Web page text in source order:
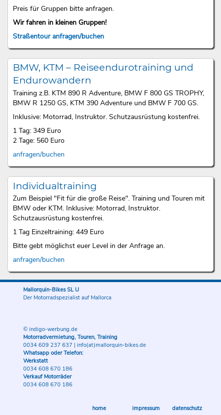
Preis für Gruppen bitte anfragen.
Wir fahren in kleinen Gruppen!
Straßentour anfragen/buchen
BMW, KTM – Reiseendurotraining und
Endurowandern
Training z.B. KTM 890 R Adventure, BMW F 800 GS TROPHY,
BMW R 1250 GS, KTM 390 Adventure und BMW F 700 GS.
Inklusive: Motorrad, Instruktor. Schutzausrüstung kostenfrei.
1 Tag: 349 Euro
2 Tage: 560 Euro
anfragen/buchen
Individualtraining
Zum Beispiel "Fit für die große Reise". Training und Touren mit
BMW oder KTM. Inklusive: Motorrad, Instruktor.
Schutzausrüstung kostenfrei.
1 Tag Einzeltraining: 449 Euro
Bitte gebt möglichst euer Level in der Anfrage an.
anfragen/buchen
Mallorquin-Bikes SL U
Der Motorradspezialist auf Mallorca
© indigo-werbung.de
Motorradvermietung, Touren, Training
0034 609 237 637 | info(at)mallorquin-bikes.de
Whatsapp oder Telefon:
Werkstatt
0034 608 670 186
Verkauf Motorräder
0034 608 670 186
home impressum datenschutz